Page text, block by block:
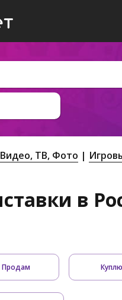
ТВ, Фото
в
Продам